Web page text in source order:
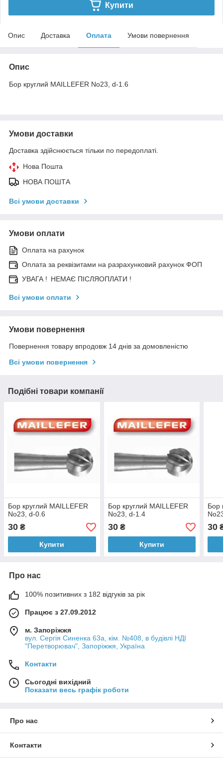
Купити
Опис Доставка Оплата Умови повернення
Опис
Бор круглий MAILLEFER No23, d-1.6
Умови доставки
Доставка здійснюється тільки по передоплаті.
Нова Пошта
НОВА ПОШТА
Всі умови доставки
Умови оплати
Оплата на рахунок
Оплата за реквізитами на разрахунковий рахунок ФОП
УВАГА ! НЕМАЄ ПІСЛЯОПЛАТИ !
Всі умови оплати
Умови повернення
Повернення товару впродовж 14 днів за домовленістю
Всі умови повернення
Подібні товари компанії
Бор круглий MAILLEFER
No23, d-0.6
30 ₴
Купити
Бор круглий MAILLEFER
No23, d-1.4
30₴
Купити
Бор
30
Про нас
100% позитивних з 182 відгуків за рік
Працює з 27.09.2012
м. Запоріжжя
вул. Сергія Синенка 63а, кім. №408, в будівлі НДІ
"Перетворювач", Запоріжжя, Україна
Контакти
Сьогодні вихідний
Показати весь графік роботи
Про нас
Контакти